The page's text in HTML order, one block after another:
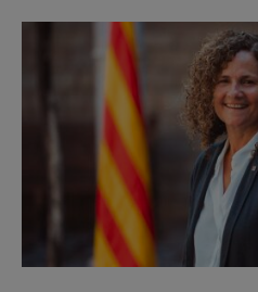
entrada